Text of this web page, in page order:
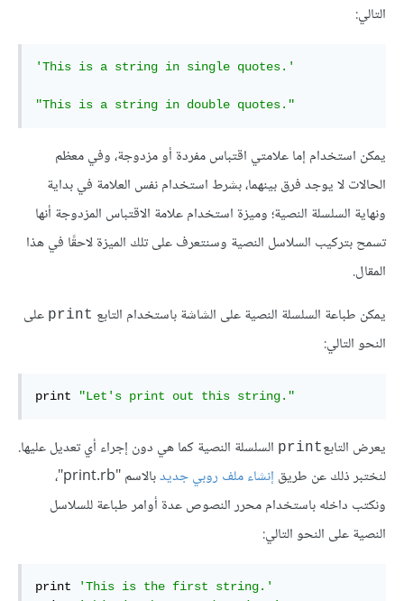
التالي:
'This is a string in single quotes.'
"This is a string in double quotes."
يمكن استخدام إما علامتي اقتباس مفردة أو مزدوجة، وفي معظم
الحالات لا يوجد فرق بينهما، بشرط استخدام نفس العلامة في بداية
ونهاية السلسلة النصية؛ وميزة استخدام علامة الاقتباس المزدوجة أنها
تسمح بتركيب السلاسل النصية وسنتعرف على تلك الميزة لاحقًا في هذا
المقال.
يمكن طباعة السلسلة النصية على الشاشة باستخدام التابع print على
النحو التالي:
print "Let's print out this string."
يعرض التابعprint السلسلة النصية كما هي دون إجراء أي تعديل عليها.
لنختبر ذلك عن طريق إنشاء ملف روبي جديد
بالاسم "print.rb"،
ونكتب داخله باستخدام محرر النصوص عدة أوامر طباعة للسلاسل
النصية على النحو التالي:
print
'This is the first string.'